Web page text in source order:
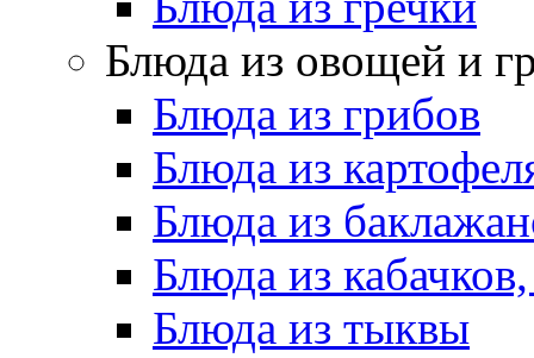
Блюда из овощей и
Блюда из грибов
Блюда из
Блюда из
Блюда из
Блюда из тыквы